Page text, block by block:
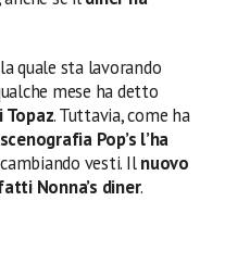
quale sta lavorando
mese ha detto
Topaz. Tuttavia, come ha
Pop’s l’ha
vesti. Ilnuovo
Nonna’s diner.